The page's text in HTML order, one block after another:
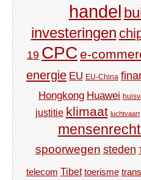
handel
investeringen
19 CPC e-
energie EU EU-China
Hongkong Huawei
justitie klimaat luchtvaart
spoorwegen steden
telecom Tibet toerisme